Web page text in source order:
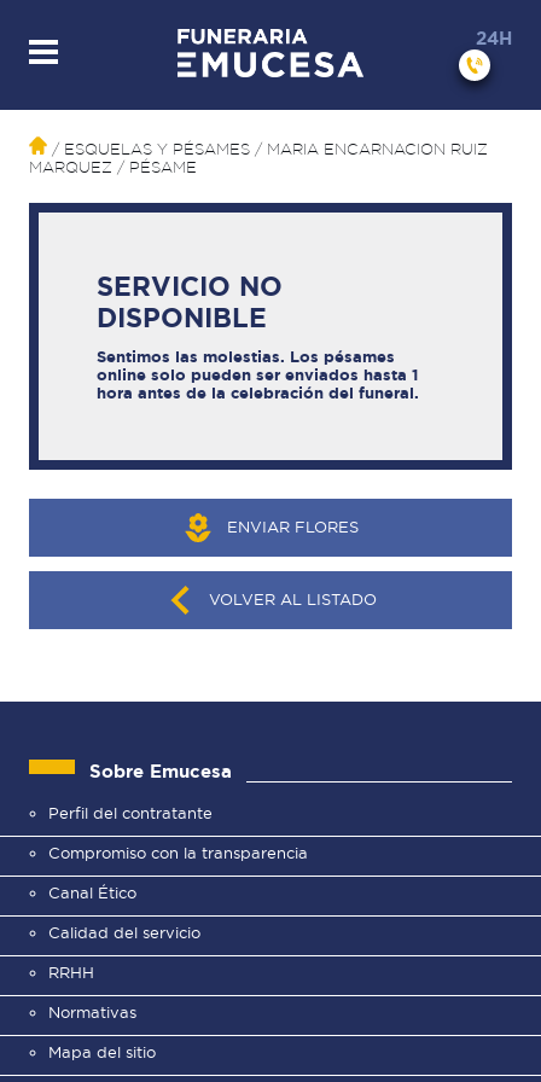
24H
/ ESQUELAS Y PÉSAMES / MARIA ENCARNACION RUIZ
MARQUEZ / PÉSAME
SERVICIO NO
DISPONIBLE
Sentimos las molestias. Los pésames
online solo pueden ser enviados hasta 1
hora antes de la celebración del funeral.
ENVIAR FLORES
VOLVER AL LISTADO
Sobre Emucesa
Perfil del contratante
Compromiso con la transparencia
Canal Ético
Calidad del servicio
RRHH
Normativas
Mapa del sitio